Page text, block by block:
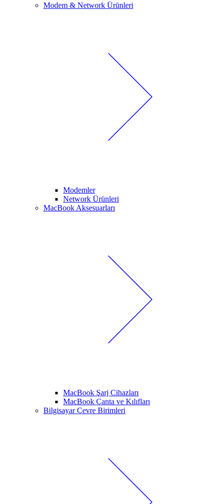
Modem & Network Ürünleri
Modemler
Network Ürünleri
MacBook Aksesuarları
MacBook Şarj Cihazları
MacBook Çanta ve Kılıfları
Bilgisayar Çevre Birimleri